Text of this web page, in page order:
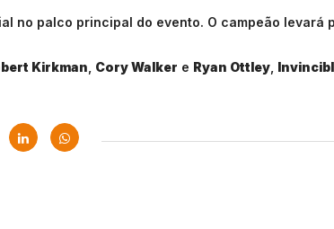
no palco principal do evento. O campeão levará
Kirkman Cory Walker e Ryan Ottley